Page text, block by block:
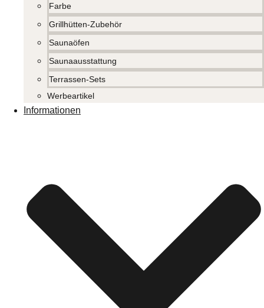
Farbe
Grillhütten-Zubehör
Saunaöfen
Saunaausstattung
Terrassen-Sets
Werbeartikel
Informationen